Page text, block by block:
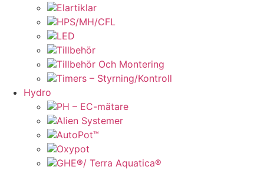
Elartiklar
HPS/MH/CFL
LED
Tillbehör
Tillbehör Och Montering
Timers – Styrning/Kontroll
Hydro
PH – EC-mätare
Alien Systemer
AutoPot™
Oxypot
GHE®/ Terra Aquatica®